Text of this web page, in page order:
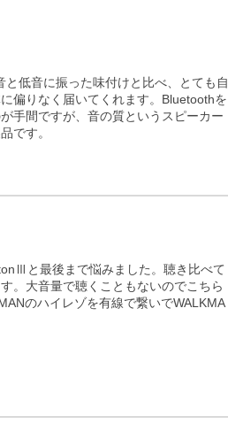
低音に振った味付けと比べ、とても自
偏りなく届いてくれます。Bluetoothを
手間ですが、音の質というスピーカー
です。
と最後まで悩みました。聴き比べて
。大音量で聴くこともないのでこちら
のハイレゾを有線で繋いでWALKMA